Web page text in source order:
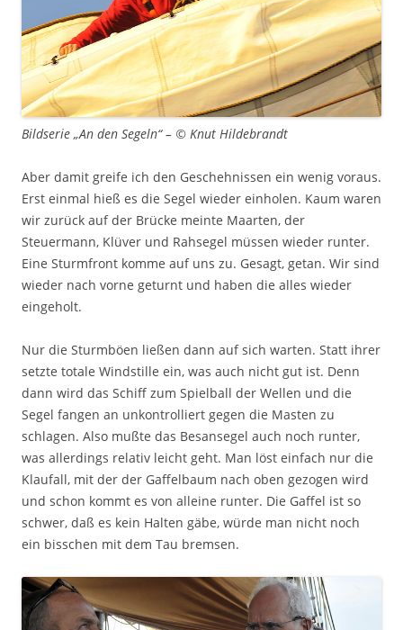
Bildserie „An den Segeln“ – © Knut Hildebrandt
Aber damit greife ich den Geschehnissen ein wenig voraus.
Erst einmal hieß es die Segel wieder einholen. Kaum waren
wir zurück auf der Brücke meinte Maarten, der
Steuermann, Klüver und Rahsegel müssen wieder runter.
Eine Sturmfront komme auf uns zu. Gesagt, getan. Wir sind
wieder nach vorne geturnt und haben die alles wieder
eingeholt.
Nur die Sturmböen ließen dann auf sich warten. Statt ihrer
setzte totale Windstille ein, was auch nicht gut ist. Denn
dann wird das Schiff zum Spielball der Wellen und die
Segel fangen an unkontrolliert gegen die Masten zu
schlagen. Also mußte das Besansegel auch noch runter,
was allerdings relativ leicht geht. Man löst einfach nur die
Klaufall, mit der der Gaffelbaum nach oben gezogen wird
und schon kommt es von alleine runter. Die Gaffel ist so
schwer, daß es kein Halten gäbe, würde man nicht noch
ein bisschen mit dem Tau bremsen.